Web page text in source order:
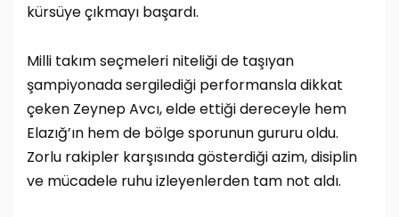
kürsüye çıkmayı başardı.
Milli takım seçmeleri niteliği de taşıyan
şampiyonada sergilediği performansla dikkat
çeken Zeynep Avcı, elde ettiği dereceyle hem
Elazığ’ın hem de bölge sporunun gururu oldu.
Zorlu rakipler karşısında gösterdiği azim, disiplin
ve mücadele ruhu izleyenlerden tam not aldı.